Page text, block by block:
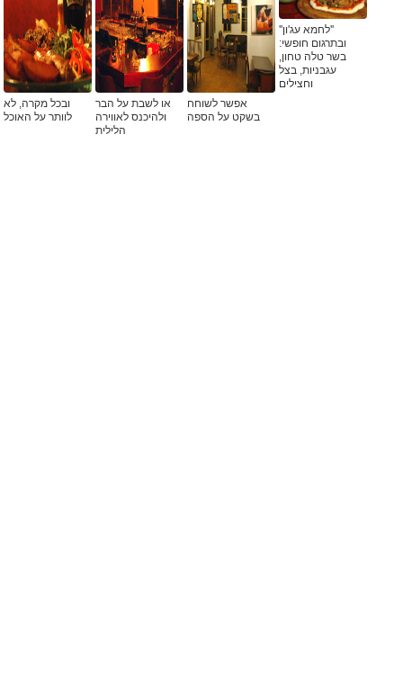
''לחמא עג'ון''
ובתרגום חופשי:
בשר טלה טחון,
עגבניות, בצל
וחצילים
אפשר לשוחח
בשקט על הספה
או לשבת על הבר
ולהיכנס לאווירה
הלילית
ובכל מקרה, לא
לוותר על האוכל